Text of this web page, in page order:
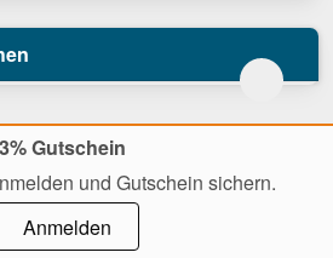
3% Gutschein
und Gutschein sichern.
Anmelden